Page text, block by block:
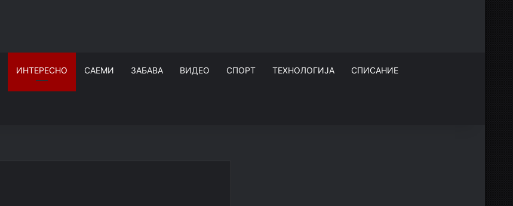
ИНТЕРЕСНО САЕМИ ЗАБАВА ВИДЕО СПОРТ ТЕХНОЛОГИЈА СПИСАНИЕ